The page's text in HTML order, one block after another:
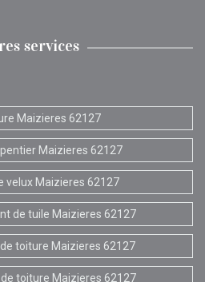
services
Maizieres 62127
Maizieres 62127
velux Maizieres 62127
de tuile Maizieres 62127
toiture Maizieres 62127
toiture Maizieres 62127